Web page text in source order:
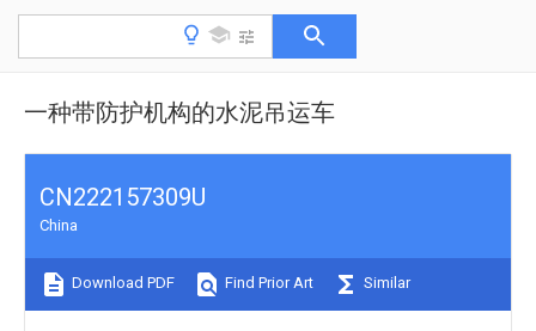
一种带防护机构的水泥吊运车
CN222157309U
China
Download PDF Find Prior Art Similar